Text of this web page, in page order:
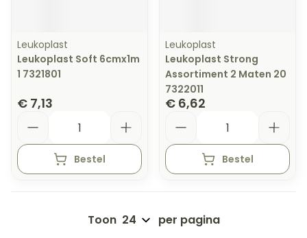
Leukoplast
Leukoplast Soft 6cmx1m
1 7321801
€ 7,13
Bestel
Leukoplast
Leukoplast Strong
Assortiment 2 Maten 20
7322011
€ 6,62
Bestel
Toon per pagina